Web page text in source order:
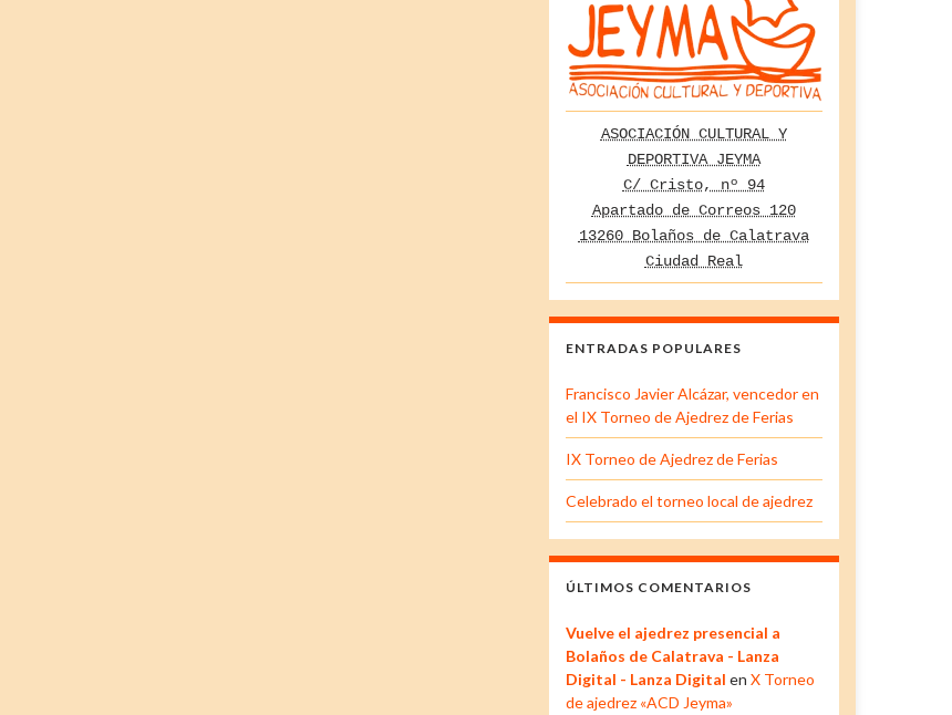
ASOCIACIÓN CULTURAL Y
DEPORTIVA JEYMA
C/ Cristo, nº 94
Apartado de Correos 120
13260 Bolaños de Calatrava
Ciudad Real
ENTRADAS POPULARES
Francisco Javier Alcázar, vencedor en
el IX Torneo de Ajedrez de Ferias
IX Torneo de Ajedrez de Ferias
Celebrado el torneo local de ajedrez
ÚLTIMOS COMENTARIOS
Vuelve el ajedrez presencial a
Bolaños de Calatrava - Lanza
Digital - Lanza Digital en X Torneo
de ajedrez «ACD Jeyma»